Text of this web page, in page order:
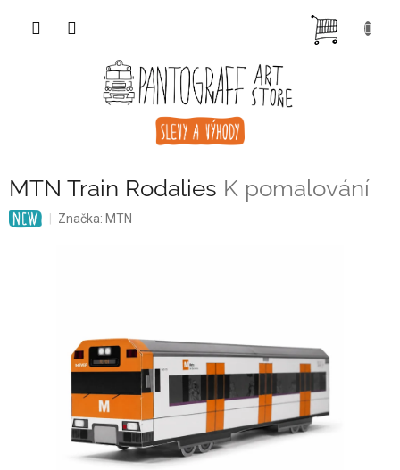
MTN Train Rodalies K pomalování
Značka:MTN